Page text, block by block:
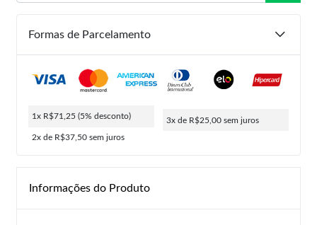
Formas de Parcelamento
1x R$71,25 (5% desconto)
2x de R$37,50 sem juros
3x de R$25,00 sem juros
Informações do Produto